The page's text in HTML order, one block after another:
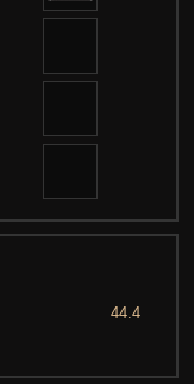
44.4